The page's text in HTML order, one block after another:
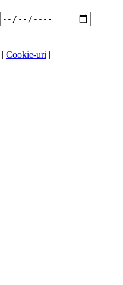
| Cookie-uri |